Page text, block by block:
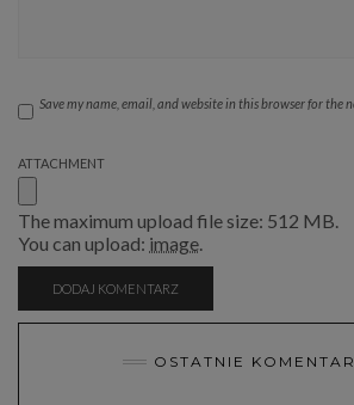
Save my name, email, and website in this browser for the
ATTACHMENT
The maximum upload file size: 512 MB.
You can upload: image.
OSTATNIE